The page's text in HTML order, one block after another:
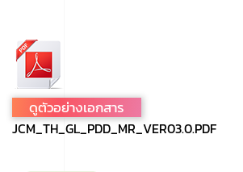
ดูตัวอย่างเอกสาร
JCM_TH_GL_PDD_MR_VER03.0.PDF